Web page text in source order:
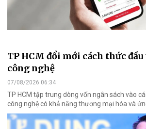
TP HCM đổi mới cách thức
công nghệ
07/08/2026 06:34
TP HCM tập trung dòng vốn ngân sách vào
công nghệ có khả năng thương mại hóa và